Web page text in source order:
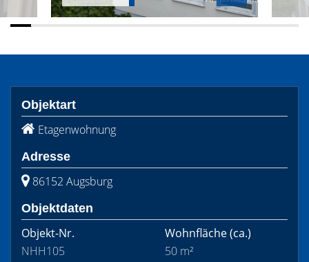
Objektart
Etagenwohnung
Adresse
86152 Augsburg
Objektdaten
Objekt-Nr.
NHH105
Wohnfläche(ca.)
50 m²